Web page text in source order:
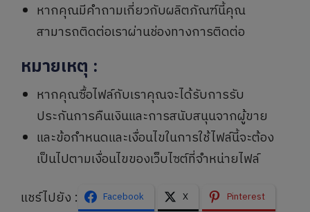
หากคุณมีคำถามเกี่ยวกับผลิตภัณฑ์นี้คุณ
สามารถติดต่อเราผ่านช่องทางการติดต่อ
หมายเหตุ :
หากคุณซื้อไฟล์กับเราคุณจะได้รับการรับ
ประกันการคืนเงินและการสนับสนุนจากผู้ขาย
และข้อกำหนดและเงื่อนไขในการใช้ไฟล์นี้จะต้อง
เป็นไปตามเงื่อนไขของเว็บไซต์ที่จำหน่ายไฟล์
แชร์ไปยัง :
Facebook X
Pinterest